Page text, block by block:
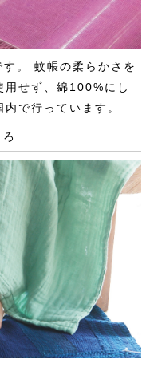
。 蚊帳の柔らかさを
用せず、綿100%にし
で行っています。